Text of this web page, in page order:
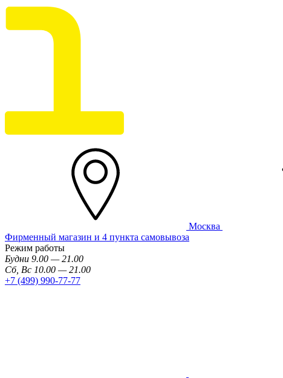
Москва
Фирменный магазин и 4 пункта самовывоза
Режим работы
Будни 9.00 — 21.00
Сб, Вс 10.00 — 21.00
+7 (499) 990-77-77